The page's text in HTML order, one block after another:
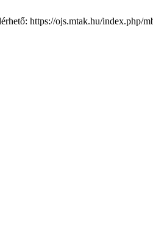
https://ojs.mtak.hu/index.php/